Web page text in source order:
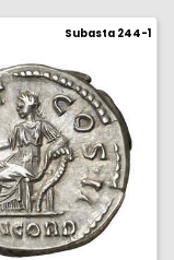
Subasta 244-1